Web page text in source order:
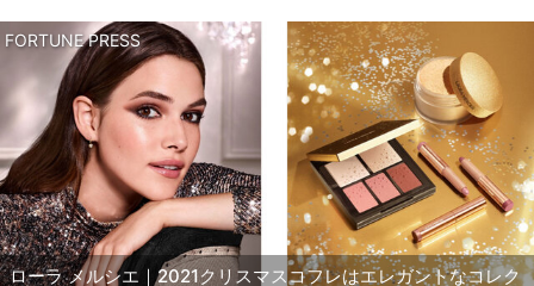
FORTUNE PRESS
ローラ メルシエ｜2021クリスマスコフレはエレガントなコレク